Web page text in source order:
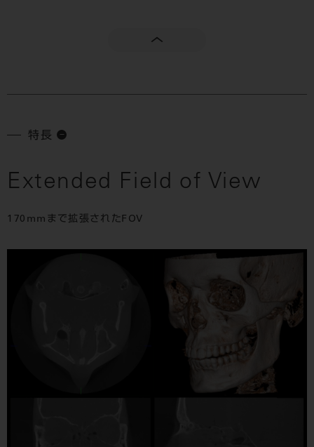
特長
Extended Field of View
170mmまで拡張されたFOV